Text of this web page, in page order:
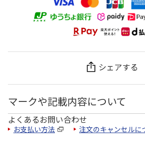
シェアする
マークや記載内容について
よくあるお問い合わせ
お支払い方法 注文のキャンセルに